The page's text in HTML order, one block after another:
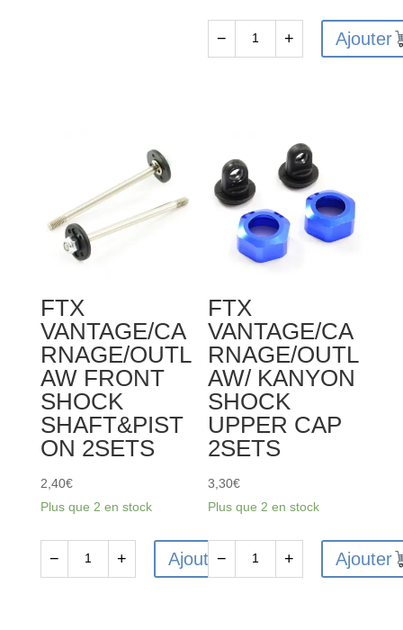
VANTAGE
CARNAGE
OUTLAW
BANZAI
DIFF
16T
GEAR
WASHER
(6PCS)
− + Ajouter
FTX
VANTAGE/CA
RNAGE/OUTL
AW FRONT
SHOCK
SHAFT&PIST
ON 2SETS
2,40€
Plus que 2 en stock
− + Ajouter
FTX
VANTAGE/CA
RNAGE/OUTL
AW/ KANYON
SHOCK
UPPER CAP
2SETS
3,30€
Plus que 2 en stock
− + Ajouter